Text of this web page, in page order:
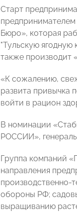
Старт
предпринимателем
Бюро», которая
"Тульскую
также производит
«К сожалению,
развита привычка
войти в рацион
В номинации
РОССИИ»,
Группа компаний
направления
производственно-
обороны РФ;
выращиванию